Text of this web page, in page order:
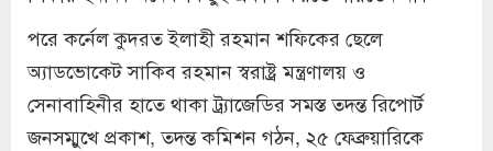
পরে কর্নেল কুদরত ইলাহী রহমান শফিকের ছেলে
অ্যাডভোকেট সাকিব রহমান স্বরাষ্ট্র মন্ত্রণালয় ও
সেনাবাহিনীর হাতে থাকা ট্র্যাজেডির সমস্ত তদন্ত রিপোর্ট
জনসম্মুখে প্রকাশ, তদন্ত কমিশন গঠন, ২৫ ফেব্রুয়ারিকে